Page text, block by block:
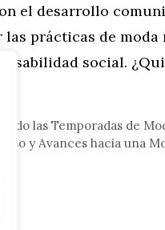
el desarrollo
las prácticas de
social.
las Temporadas de
y Avances hacia una